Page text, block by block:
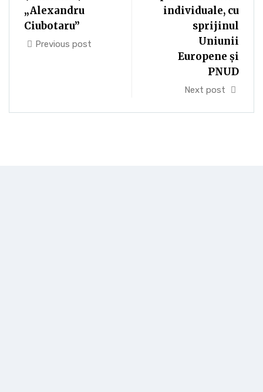
„Alexandru
Ciubotaru”
Previous post
individuale, cu
sprijinul
Uniunii
Europene și
PNUD
Next post